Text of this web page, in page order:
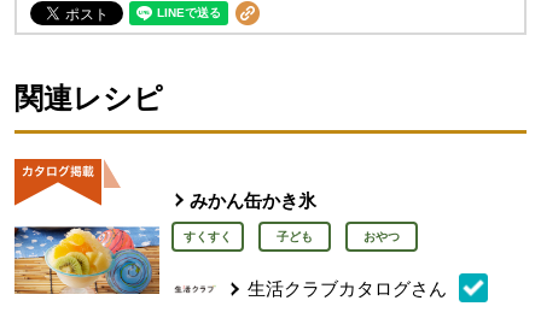
関連レシピ
みかん缶かき氷
すくすく 子ども おやつ
生活クラブカタログさん